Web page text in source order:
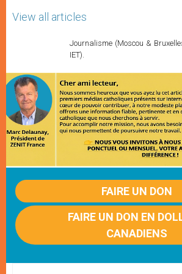
View all articles
Journalisme (Moscou &
IET).
FAIRE UN DON
FAIRE UN DON EN
CANADIENS